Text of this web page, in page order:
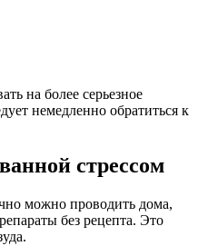
на более серьезное
немедленно обратиться к
стрессом
можно проводить дома,
без рецепта. Это